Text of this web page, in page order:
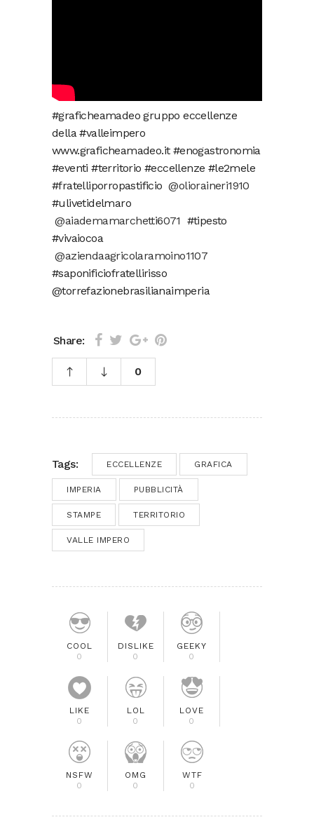
#graficheamadeo gruppo eccellenze
della #valleimpero
www.graficheamadeo.it #enogastronomia
#eventi #territorio #eccellenze #le2mele
#fratelliporropastificio @olioraineri1910
#ulivetidelmaro
@aiademamarchetti6071 #tipesto
#vivaiocoa
@aziendaagricolaramoino1107
#saponificiofratellirisso
@torrefazionebrasilianaimperia
Share:
0
Tags: ECCELLENZE GRAFICA
IMPERIA PUBBLICITÀ
STAMPE TERRITORIO
VALLE IMPERO
COOL
0
DISLIKE
0
GEEKY
0
LIKE
0
LOL
0
LOVE
0
NSFW
0
OMG
0
WTF
0